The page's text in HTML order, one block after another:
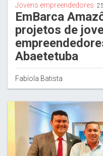
Jovens empreendedores
EmBarca
projetos de
Abaetetuba
Fabíola Batista